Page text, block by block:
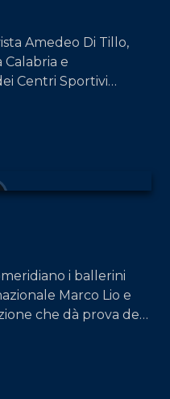
Amedeo Di Tillo,
e
Centri Sportivi
i ballerini
Marco Lio e
che dà prova del
di DJ EL Dan